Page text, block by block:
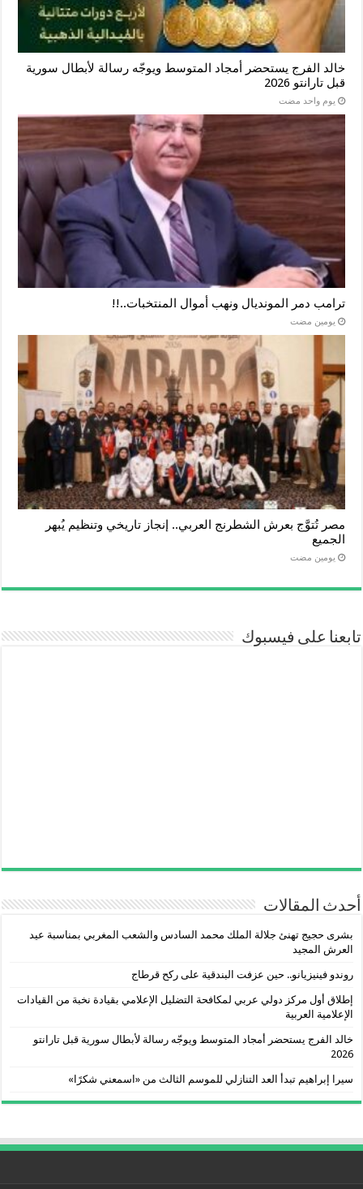
خالد الفرج يستحضر أمجاد المتوسط ويوجّه رسالة لأبطال سورية
قبل تارانتو 2026
‏يوم واحد مضت
ترامب دمر المونديال ونهب أموال المنتخبات..!!
‏يومين مضت
مصر تُتوَّج بعرش الشطرنج العربي.. إنجاز تاريخي وتنظيم يُبهر
الجميع
‏يومين مضت
تابعنا على فيسبوك
أحدث المقالات
بشرى حجيج تهنئ جلالة الملك محمد السادس والشعب المغربي بمناسبة عيد
العرش المجيد
روندو فينيزيانو.. حين عزفت البندقية على ركح قرطاج
إطلاق أول مركز دولي عربي لمكافحة التضليل الإعلامي بقيادة نخبة من القيادات
الإعلامية العربية
خالد الفرج يستحضر أمجاد المتوسط ويوجّه رسالة لأبطال سورية قبل تارانتو
2026
سيرا إبراهيم تبدأ العد التنازلي للموسم الثالث من «اسمعني شكرًا»